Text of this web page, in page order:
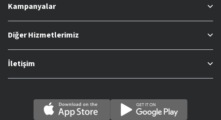
Kampanyalar
Diğer Hizmetlerimiz
İletişim